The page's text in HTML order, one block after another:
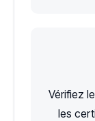
Vérifiez
les